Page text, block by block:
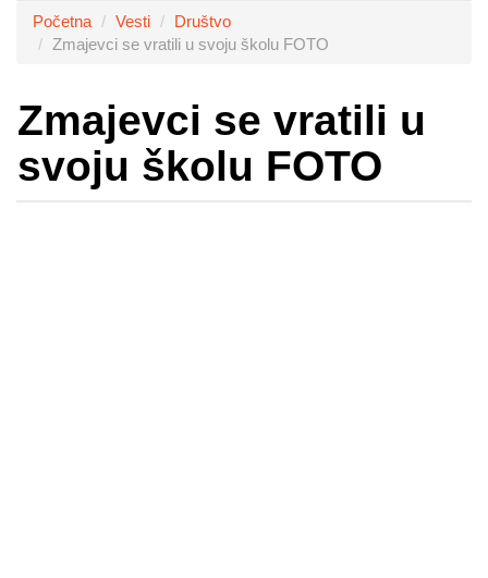
Početna Vesti
Društvo
Zmajevci se vratili u svoju školu FOTO
Zmajevci se vratili u
svoju školu FOTO